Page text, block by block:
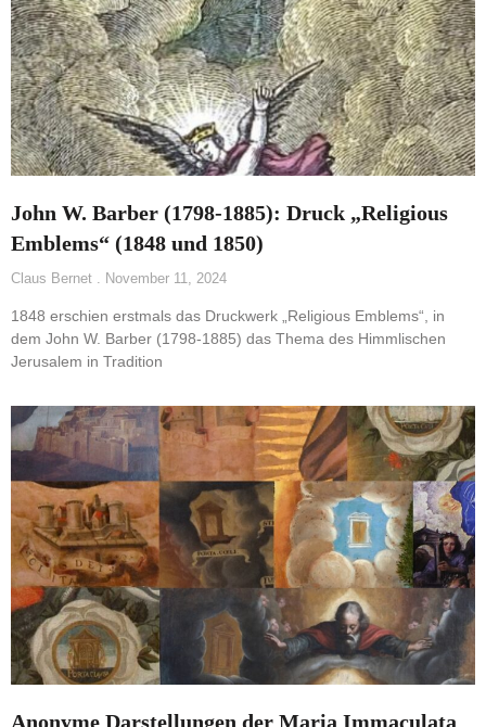
John W. Barber (1798-1885): Druck „Religious
Emblems“ (1848 und 1850)
Claus Bernet November 11, 2024
1848 erschien erstmals das Druckwerk „Religious Emblems“, in
dem John W. Barber (1798-1885) das Thema des Himmlischen
Jerusalem in Tradition
Anonyme Darstellungen der Maria Immaculata